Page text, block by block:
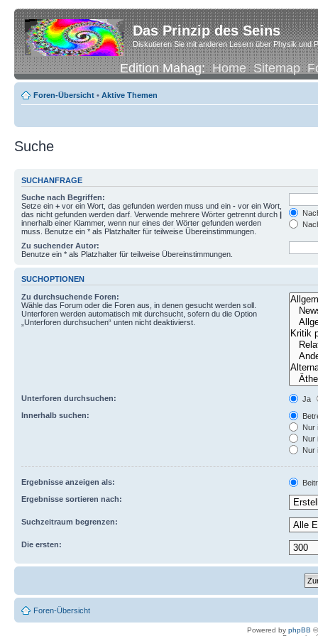
Das Prinzip des Seins
Diskutieren Sie mit anderen Lesern über Physik und
Edition Mahag:Home Sitemap
Foren-Übersicht • Aktive Themen
Suche
SUCHANFRAGE
Suche nach Begriffen:
Setze ein + vor ein Wort, das gefunden werden muss und ein - vor ein Wort,
das nicht gefunden werden darf. Verwende mehrere Wörter getrennt durch |
innerhalb einer Klammer, wenn nur eines der Wörter gefunden werden
muss. Benutze ein * als Platzhalter für teilweise Übereinstimmungen.
Zu suchender Autor:
Benutze ein * als Platzhalter für teilweise Übereinstimmungen.
SUCHOPTIONEN
Zu durchsuchende Foren:
Wähle das Forum oder die Foren aus, in denen gesucht werden soll.
Unterforen werden automatisch mit durchsucht, sofern du die Option
„Unterforen durchsuchen“ unten nicht deaktivierst.
Unterforen durchsuchen:
Ja
Innerhalb suchen:
Nur
Nur
Nur
Ergebnisse anzeigen als:
Ergebnisse sortieren nach:
Suchzeitraum begrenzen:
Die ersten:
Foren-Übersicht
Powered by phpBB